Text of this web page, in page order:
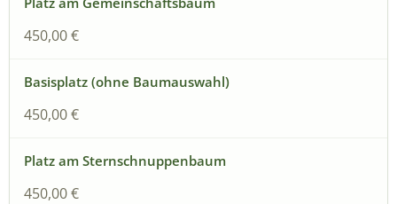
450,00 €
450,00 €
450,00 €